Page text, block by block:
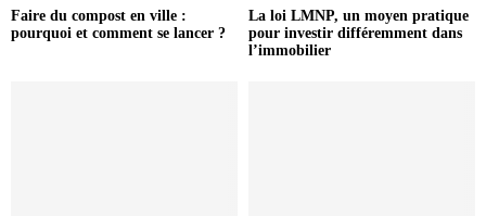
Faire du compost en ville :
pourquoi et comment se lancer ?
La loi LMNP, un moyen pratique
pour investir différemment dans
l’immobilier